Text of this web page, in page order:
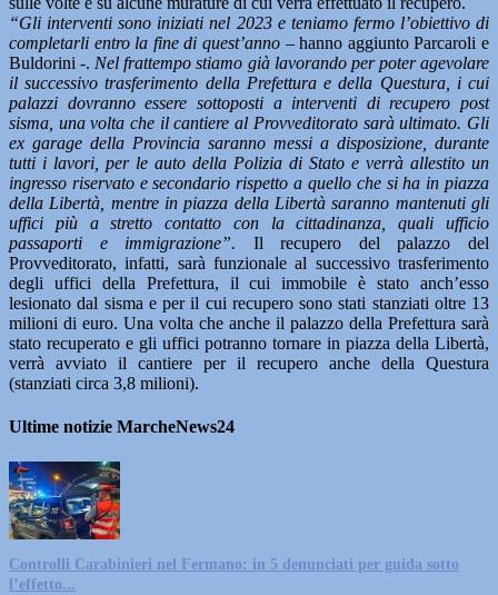
“Gli interventi sono iniziati nel 2023 e teniamo fermo l’obiettivo di
completarli entro la fine di quest’anno – hanno aggiunto Parcaroli e
Buldorini -. Nel frattempo stiamo già lavorando per poter agevolare
il successivo trasferimento della Prefettura e della Questura, i cui
palazzi dovranno essere sottoposti a interventi di recupero post
sisma, una volta che il cantiere al Provveditorato sarà ultimato. Gli
ex garage della Provincia saranno messi a disposizione, durante
tutti i lavori, per le auto della Polizia di Stato e verrà allestito un
ingresso riservato e secondario rispetto a quello che si ha in piazza
della Libertà, mentre in piazza della Libertà saranno mantenuti gli
uffici più a stretto contatto con la cittadinanza, quali ufficio
passaporti e immigrazione”. Il recupero del palazzo del
Provveditorato, infatti, sarà funzionale al successivo trasferimento
degli uffici della Prefettura, il cui immobile è stato anch’esso
lesionato dal sisma e per il cui recupero sono stati stanziati oltre 13
milioni di euro. Una volta che anche il palazzo della Prefettura sarà
stato recuperato e gli uffici potranno tornare in piazza della Libertà,
verrà avviato il cantiere per il recupero anche della Questura
(stanziati circa 3,8 milioni).
Ultime notizie MarcheNews24
Controlli Carabinieri nel Fermano: in 5 denunciati per guida sotto
l’effetto...